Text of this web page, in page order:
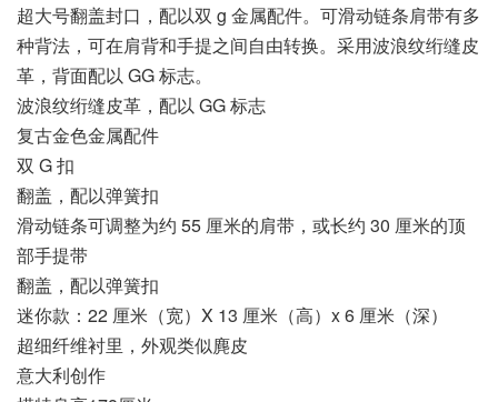
超大号翻盖封口，配以双 g 金属配件。可滑动链条肩带有多
种背法，可在肩背和手提之间自由转换。采用波浪纹绗缝皮
革，背面配以 GG 标志。
波浪纹绗缝皮革，配以 GG 标志
复古金色金属配件
双 G 扣
翻盖，配以弹簧扣
滑动链条可调整为约 55 厘米的肩带，或长约 30 厘米的顶
部手提带
翻盖，配以弹簧扣
迷你款：22 厘米（宽）X 13 厘米（高）x 6 厘米（深）
超细纤维衬里，外观类似麂皮
意大利创作